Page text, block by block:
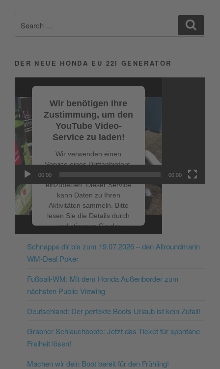
for:
DER NEUE HONDA EU 22I GENERATOR
Wir benötigen Ihre
Zustimmung, um den
YouTube Video-
Service zu laden!
Wir verwenden einen
Service eines Drittanbieters,
einzubetten. Dieser Service
kann Daten zu Ihren
Aktivitäten sammeln. Bitte
lesen Sie die Details durch
und stimmen Sie der
Nutzung des Service zu, um
dieses Video anzusehen.
Mehr Informationen
powered by
Consent Management
00:00 00:00
NEUESTE BEITRÄGE
Schnappe dir bis zum 19.07.2026 – den Allroundmarin
WM-Deal Poker
Fußball-WM: Mit dem Honda Außenborder zum
nächsten Public Viewing
Deutschland: Der perfekte Boots Urlaub ist kein Zufall!
Grabner Schlauchboote: Jetzt das Ticket für spontane
Freiheit lösen!
Machen wir dein Boot bereit für den Frühling!